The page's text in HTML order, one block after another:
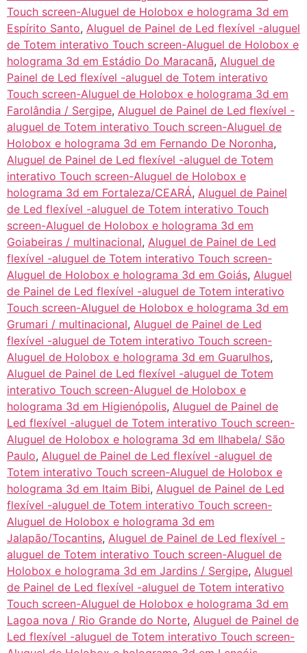
Touch screen-Aluguel de Holobox e holograma 3d em
Espírito Santo, Aluguel de Painel de Led flexível -aluguel
de Totem interativo Touch screen-Aluguel de Holobox e
holograma 3d em Estádio Do Maracanã, Aluguel de
Painel de Led flexível -aluguel de Totem interativo
Touch screen-Aluguel de Holobox e holograma 3d em
Farolândia / Sergipe, Aluguel de Painel de Led flexível -
aluguel de Totem interativo Touch screen-Aluguel de
Holobox e holograma 3d em Fernando De Noronha,
Aluguel de Painel de Led flexível -aluguel de Totem
interativo Touch screen-Aluguel de Holobox e
holograma 3d em Fortaleza/CEARÁ, Aluguel de Painel
de Led flexível -aluguel de Totem interativo Touch
screen-Aluguel de Holobox e holograma 3d em
Goiabeiras / multinacional, Aluguel de Painel de Led
flexível -aluguel de Totem interativo Touch screen-
Aluguel de Holobox e holograma 3d em Goiás, Aluguel
de Painel de Led flexível -aluguel de Totem interativo
Touch screen-Aluguel de Holobox e holograma 3d em
Grumari / multinacional, Aluguel de Painel de Led
flexível -aluguel de Totem interativo Touch screen-
Aluguel de Holobox e holograma 3d em Guarulhos,
Aluguel de Painel de Led flexível -aluguel de Totem
interativo Touch screen-Aluguel de Holobox e
holograma 3d em Higienópolis, Aluguel de Painel de
Led flexível -aluguel de Totem interativo Touch screen-
Aluguel de Holobox e holograma 3d em Ilhabela/ São
Paulo, Aluguel de Painel de Led flexível -aluguel de
Totem interativo Touch screen-Aluguel de Holobox e
holograma 3d em Itaim Bibi, Aluguel de Painel de Led
flexível -aluguel de Totem interativo Touch screen-
Aluguel de Holobox e holograma 3d em
Jalapão/Tocantins, Aluguel de Painel de Led flexível -
aluguel de Totem interativo Touch screen-Aluguel de
Holobox e holograma 3d em Jardins / Sergipe, Aluguel
de Painel de Led flexível -aluguel de Totem interativo
Touch screen-Aluguel de Holobox e holograma 3d em
Lagoa nova / Rio Grande do Norte, Aluguel de Painel de
Led flexível -aluguel de Totem interativo Touch screen-